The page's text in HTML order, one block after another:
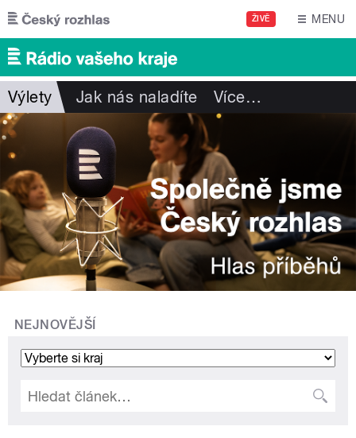
Přejít k hlavnímu obsahu
ŽIVĚ MENU
Výlety Jak nás naladíte Více…
NEJNOVĚJŠÍ